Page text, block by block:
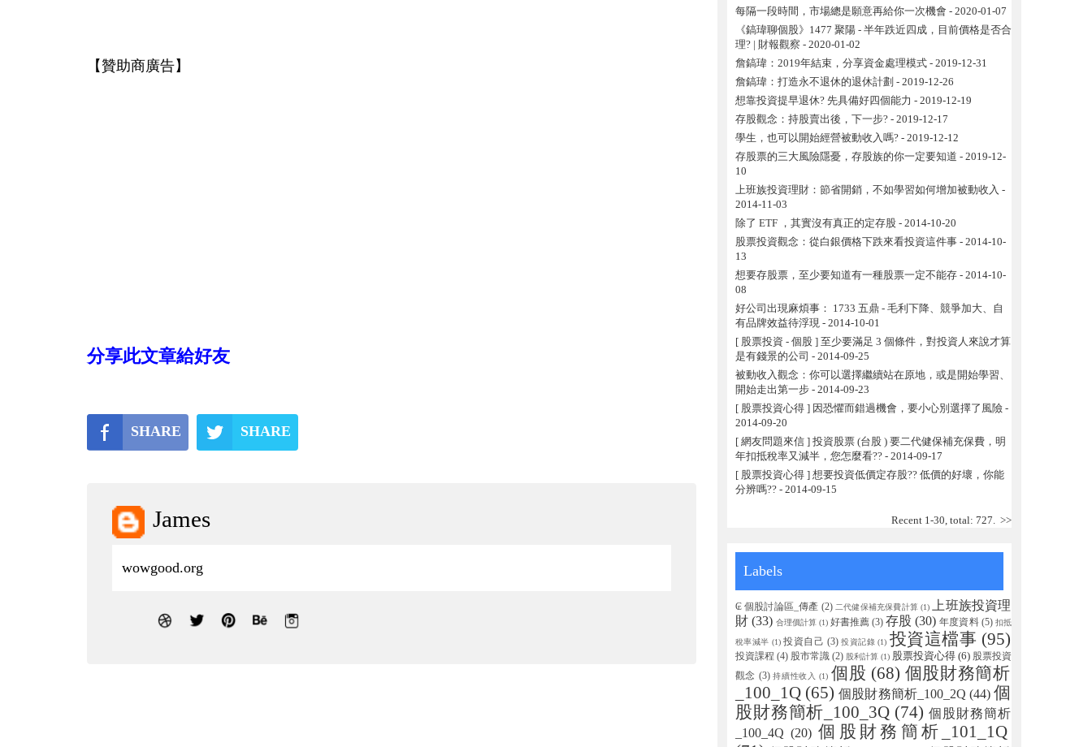
【贊助商廣告】
分享此文章給好友
SHARE SHARE
James
wowgood.org
每隔一段時間，市場總是願意再給你一次機會 - 2020-01-07
《鎬瑋聊個股》1477 聚陽 - 半年跌近四成，目前價格是否合
理? | 財報觀察 - 2020-01-02
詹鎬瑋：2019年結束，分享資金處理模式- 2019-12-31
詹鎬瑋：打造永不退休的退休計劃 - 2019-12-26
想靠投資提早退休? 先具備好四個能力 - 2019-12-19
存股觀念：持股賣出後，下一步?- 2019-12-17
學生，也可以開始經營被動收入嗎?- 2019-12-12
存股票的三大風險隱憂，存股族的你一定要知道 - 2019-12-
10
上班族投資理財：節省開銷，不如學習如何增加被動收入 -
2014-11-03
除了 ETF ，其實沒有真正的定存股- 2014-10-20
股票投資觀念：從白銀價格下跌來看投資這件事- 2014-10-
13
想要存股票，至少要知道有一種股票一定不能存 - 2014-10-
08
好公司出現麻煩事： 1733 五鼎 - 毛利下降、競爭加大、自
有品牌效益待浮現- 2014-10-01
[ 股票投資 - 個股 ] 至少要滿足 3 個條件，對投資人來說才算
是有錢景的公司 - 2014-09-25
被動收入觀念：你可以選擇繼續站在原地，或是開始學習、
開始走出第一步 - 2014-09-23
[ 股票投資心得 ] 因恐懼而錯過機會，要小心別選擇了風險-
2014-09-20
[ 網友問題來信 ] 投資股票 (台股 ) 要二代健保補充保費，明
年扣抵稅率又減半，您怎麼看??- 2014-09-17
[ 股票投資心得 ] 想要投資低價定存股?? 低價的好壞，你能
分辨嗎??- 2014-09-15
Recent 1-30, total: 727. >>
Labels
₢ 個股討論區_傳產 (2) 二代健保補充保費計算 (1)
上班族投資理
財 (33) 合理價計算 (1) 好書推薦 (3) 存股 (30) 年度資料 (5) 扣抵
稅率減半 (1) 投資自己 (3) 投資記錄 (1) 投資這檔事 (95)
投資課程 (4) 股市常識 (2) 股利計算 (1) 股票投資心得 (6) 股票投資
觀念 (3) 持續性收入 (1) 個股 (68) 個股財務簡析
_100_1Q (65) 個股財務簡析_100_2Q (44) 個
股財務簡析_100_3Q (74) 個股財務簡析
_100_4Q (20) 個股財務簡析_101_1Q